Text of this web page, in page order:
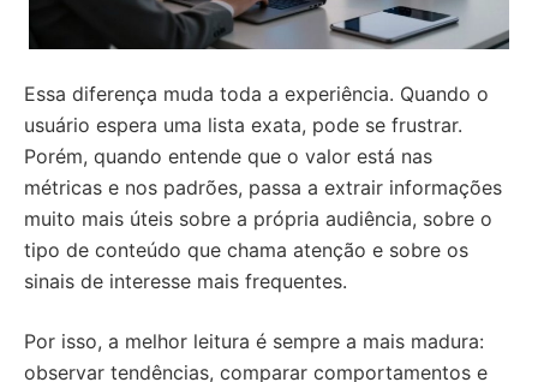
Essa diferença muda toda a experiência. Quando o
usuário espera uma lista exata, pode se frustrar.
Porém, quando entende que o valor está nas
métricas e nos padrões, passa a extrair informações
muito mais úteis sobre a própria audiência, sobre o
tipo de conteúdo que chama atenção e sobre os
sinais de interesse mais frequentes.
Por isso, a melhor leitura é sempre a mais madura:
observar tendências, comparar comportamentos e